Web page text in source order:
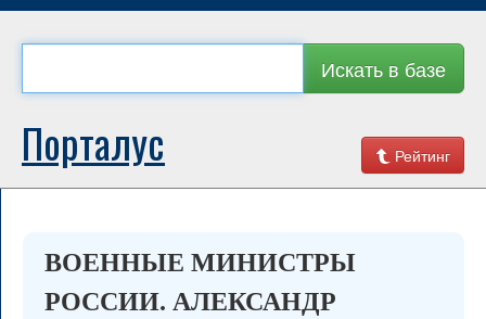
Искать в базе
Рейтинг
Порталус
ВОЕННЫЕ МИНИСТРЫ
РОССИИ. АЛЕКСАНДР